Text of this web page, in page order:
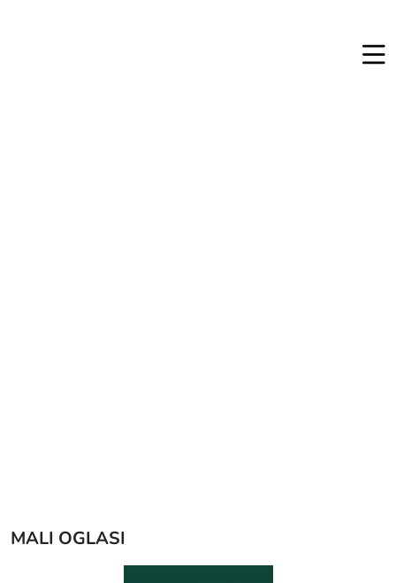
MALI OGLASI